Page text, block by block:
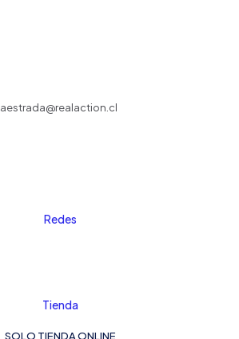
aestrada@realaction.cl
Redes
Tienda
SOLO TIENDA ONLINE